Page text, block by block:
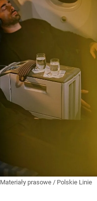
Materiały prasowe / Polskie Linie